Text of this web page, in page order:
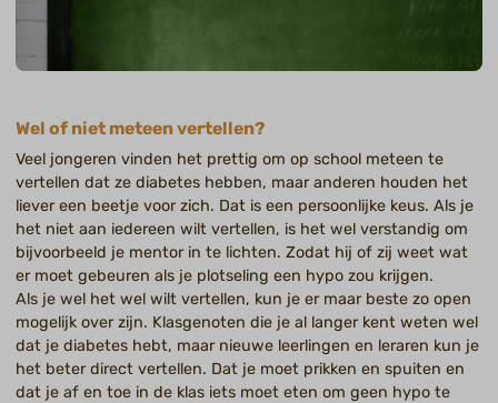
Wel of niet meteen vertellen?
Veel jongeren vinden het prettig om op school meteen te
vertellen dat ze diabetes hebben, maar anderen houden het
liever een beetje voor zich. Dat is een persoonlijke keus. Als je
het niet aan iedereen wilt vertellen, is het wel verstandig om
bijvoorbeeld je mentor in te lichten. Zodat hij of zij weet wat
er moet gebeuren als je plotseling een hypo zou krijgen.
Als je wel het wel wilt vertellen, kun je er maar beste zo open
mogelijk over zijn. Klasgenoten die je al langer kent weten wel
dat je diabetes hebt, maar nieuwe leerlingen en leraren kun je
het beter direct vertellen. Dat je moet prikken en spuiten en
dat je af en toe in de klas iets moet eten om geen hypo te